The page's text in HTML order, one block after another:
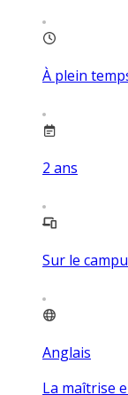
À plein
2 ans
Sur le
Anglais
La maîtrise